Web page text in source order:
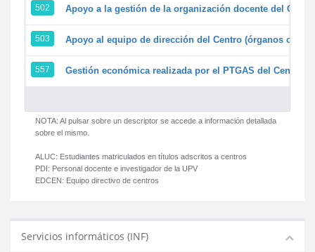
502 Apoyo a la gestión de la organización docente del
503 Apoyo al equipo de dirección del Centro (órganos
557 Gestión económica realizada por el PTGAS del Centro
NOTA: Al pulsar sobre un descriptor se accede a información detallada
sobre el mismo.
ALUC: Estudiantes matriculados en títulos adscritos a centros
PDI: Personal docente e investigador de la UPV
EDCEN: Equipo directivo de centros
Servicios informáticos (INF)